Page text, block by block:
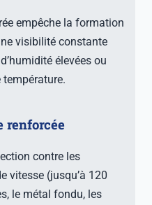
empêche la formation
visibilité constante
élevées ou
renforcée
contre les
vitesse (jusqu’à 120
le métal fondu, les